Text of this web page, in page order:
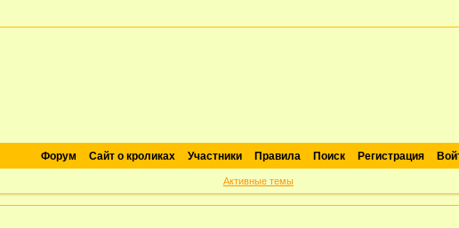
Форум Сайт о кроликах Участники Правила Поиск Регистрация
Активные темы